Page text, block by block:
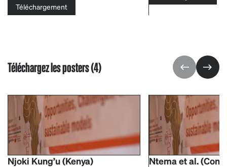
Téléchargement
Téléchargez les posters (4)
Njoki Kung’u (Kenya) Ntema et al.